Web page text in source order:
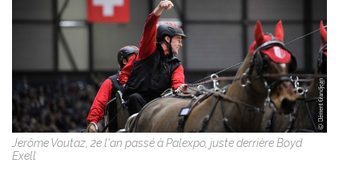
Jerôme Voutaz, 2e l'an passé à Palexpo, juste derrière Boyd
Exell